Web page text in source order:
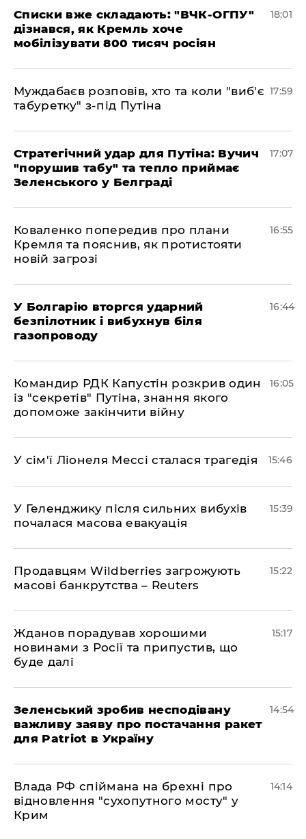
Списки вже складають: "ВЧК-ОГПУ"
дізнався, як Кремль хоче
мобілізувати 800 тисяч росіян
18:01
Муждабаєв розповів, хто та коли "виб'є
табуретку" з-під Путіна
17:59
Стратегічний удар для Путіна: Вучич
"порушив табу" та тепло приймає
Зеленського у Белграді
17:07
Коваленко попередив про плани
Кремля та пояснив, як протистояти
новій загрозі
16:55
У Болгарію вторгся ударний
безпілотник і вибухнув біля
газопроводу
16:44
Командир РДК Капустін розкрив один
із "секретів" Путіна, знання якого
допоможе закінчити війну
16:05
У сім'ї Ліонеля Мессі сталася трагедія 15:46
У Геленджику після сильних вибухів
почалася масова евакуація
15:39
Продавцям Wildberries загрожують
масові банкрутства – Reuters
15:22
Жданов порадував хорошими
новинами з Росії та припустив, що
буде далі
15:17
Зеленський зробив несподівану
важливу заяву про постачання ракет
для Patriot в Україну
14:54
Влада РФ спіймана на брехні про
відновлення "сухопутного мосту" у
Крим
14:14